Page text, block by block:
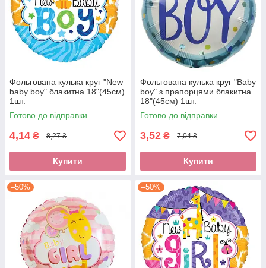
Фольгована кулька круг "New
baby boy" блакитна 18"(45см)
1шт.
Готово до відправки
4,14 ₴ 8,27 ₴
Купити
Фольгована кулька круг "Baby
boy" з прапорцями блакитна
18"(45см) 1шт.
Готово до відправки
3,52 ₴ 7,04 ₴
Купити
–50% –50%